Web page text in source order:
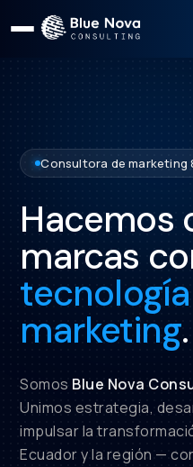
Consultora de marketing
Hacemos
marcas
marketing.
Somos Blue Nova
Unimos estrategia,
impulsar la
Ecuador y la región —